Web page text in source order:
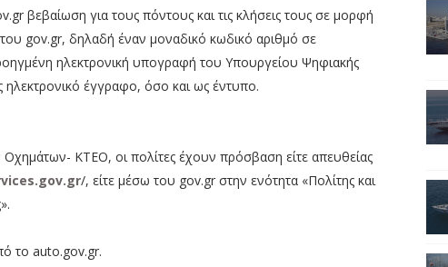
βεβαίωση για τους πόντους και τις κλήσεις τους σε μορφή
gov.gr, δηλαδή έναν μοναδικό κωδικό αριθμό σε
ηλεκτρονική υπογραφή του Υπουργείου Ψηφιακής
ηλεκτρονικό έγγραφο, όσο και ως έντυπο.
ΚΤΕΟ, οι πολίτες έχουν πρόσβαση είτε απευθείας
/, είτε μέσω του gov.gr στην ενότητα «Πολίτης και
το auto.gov.gr.